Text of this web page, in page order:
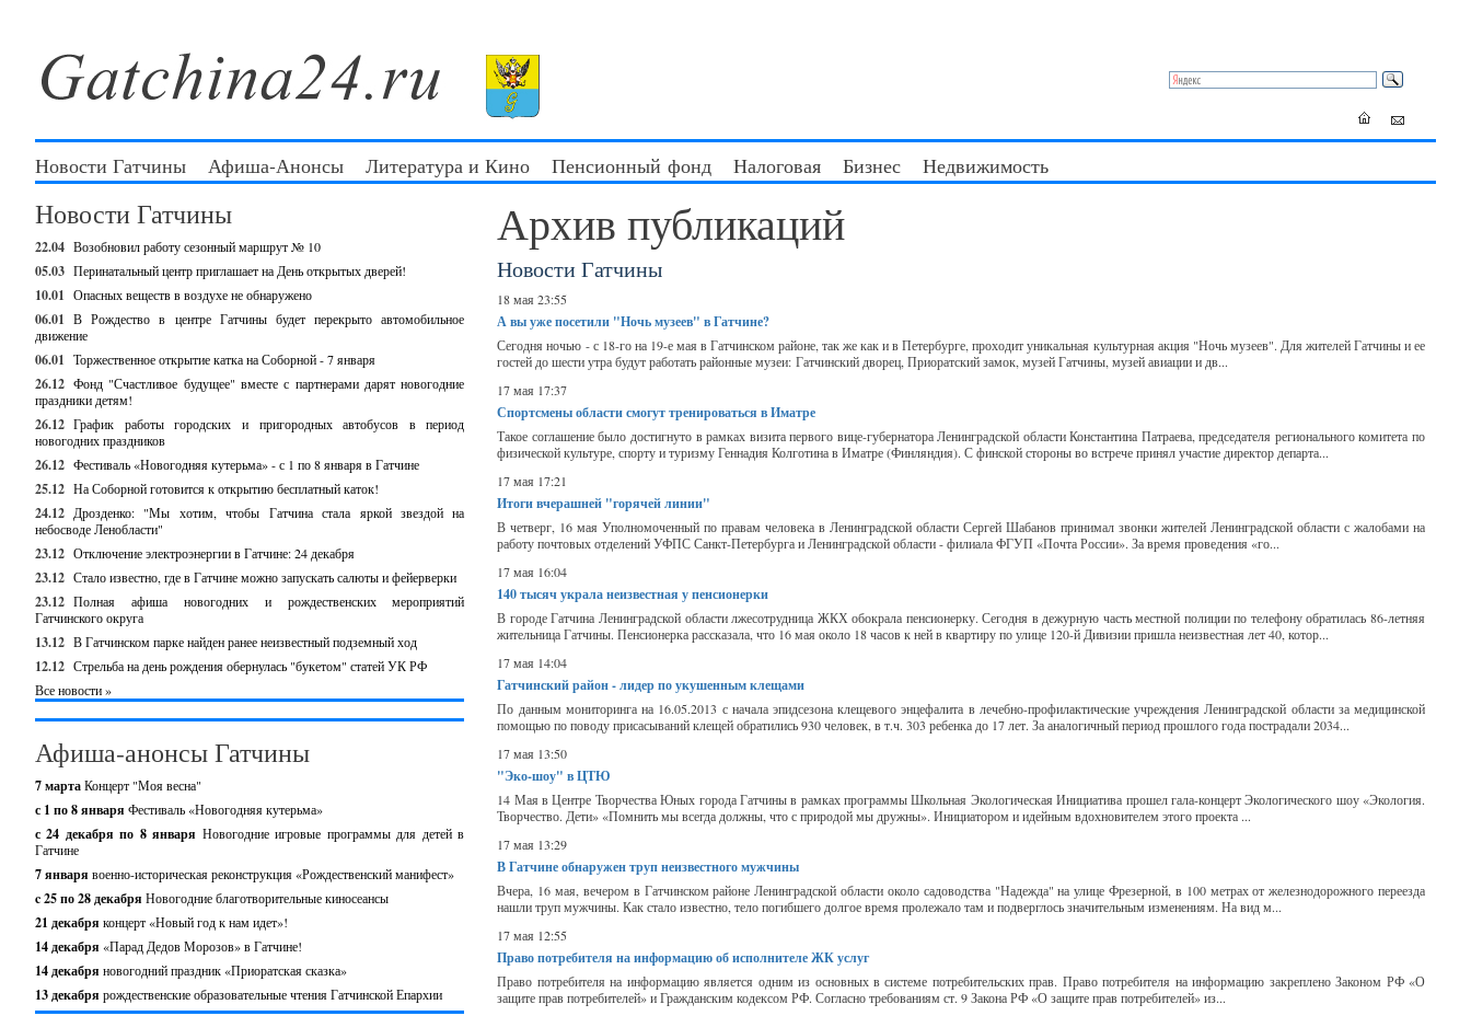
Новости Гатчины Афиша-Анонсы Литература и Кино Пенсионный фонд Налоговая Бизнес Недвижимость
Новости Гатчины
22.04 Возобновил работу сезонный маршрут № 10
05.03 Перинатальный центр приглашает на День открытых дверей!
10.01 Опасных веществ в воздухе не обнаружено
06.01 В Рождество в центре Гатчины будет перекрыто автомобильное
движение
06.01 Торжественное открытие катка на Соборной - 7 января
26.12 Фонд "Счастливое будущее" вместе с партнерами дарят новогодние
праздники детям!
26.12 График работы городских и пригородных автобусов в период
новогодних праздников
26.12 Фестиваль «Новогодняя кутерьма» - с 1 по 8 января в Гатчине
25.12 На Соборной готовится к открытию бесплатный каток!
24.12 Дрозденко: "Мы хотим, чтобы Гатчина стала яркой звездой на
небосводе Ленобласти"
23.12 Отключение электроэнергии в Гатчине: 24 декабря
23.12 Стало известно, где в Гатчине можно запускать салюты и фейерверки
23.12 Полная афиша новогодних и рождественских мероприятий
Гатчинского округа
13.12 В Гатчинском парке найден ранее неизвестный подземный ход
12.12 Стрельба на день рождения обернулась "букетом" статей УК РФ
Все новости »
Афиша-анонсы Гатчины
7 мартаКонцерт "Моя весна"
с 1 по 8 января Фестиваль «Новогодняя кутерьма»
с 24 декабря по 8 января Новогодние игровые программы для детей в
Гатчине
7 января военно-историческая реконструкция «Рождественский манифест»
c 25 по 28 декабря Новогодние благотворительные киносеансы
21 декабря концерт «Новый год к нам идет»!
14 декабря «Парад Дедов Морозов» в Гатчине!
14 декабря новогодний праздник «Приоратская сказка»
13 декабря рождественские образовательные чтения Гатчинской Епархии
Архив публикаций
Новости Гатчины
18 мая 23:55
А вы уже посетили "Ночь музеев" в Гатчине?
Сегодня ночью - с 18-го на 19-е мая в Гатчинском районе, так же как и в Петербурге, проходит уникальная культурная акция "Ночь музеев". Для жителей Гатчины и ее
гостей до шести утра будут работать районные музеи: Гатчинский дворец, Приоратский замок, музей Гатчины, музей авиации и дв...
17 мая 17:37
Спортсмены области смогут тренироваться в Иматре
Такое соглашение было достигнуто в рамках визита первого вице-губернатора Ленинградской области Константина Патраева, председателя регионального комитета по
физической культуре, спорту и туризму Геннадия Колготина в Иматре (Финляндия). С финской стороны во встрече принял участие директор департа...
17 мая 17:21
Итоги вчерашней "горячей линии"
В четверг, 16 мая Уполномоченный по правам человека в Ленинградской области Сергей Шабанов принимал звонки жителей Ленинградской области с жалобами на
работу почтовых отделений УФПС Санкт-Петербурга и Ленинградской области - филиала ФГУП «Почта России». За время проведения «го...
17 мая 16:04
140 тысяч украла неизвестная у пенсионерки
В городе Гатчина Ленинградской области лжесотрудница ЖКХ обокрала пенсионерку. Сегодня в дежурную часть местной полиции по телефону обратилась 86-летняя
жительница Гатчины. Пенсионерка рассказала, что 16 мая около 18 часов к ней в квартиру по улице 120-й Дивизии пришла неизвестная лет 40, котор...
17 мая 14:04
Гатчинский район - лидер по укушенным клещами
По данным мониторинга на 16.05.2013 с начала эпидсезона клещевого энцефалита в лечебно-профилактические учреждения Ленинградской области за медицинской
помощью по поводу присасываний клещей обратились 930 человек, в т.ч. 303 ребенка до 17 лет. За аналогичный период прошлого года пострадали 2034...
17 мая 13:50
"Эко-шоу" в ЦТЮ
14 Мая в Центре Творчества Юных города Гатчины в рамках программы Школьная Экологическая Инициатива прошел гала-концерт Экологического шоу «Экология.
Творчество. Дети» «Помнить мы всегда должны, что с природой мы дружны». Инициатором и идейным вдохновителем этого проекта ...
17 мая 13:29
В Гатчине обнаружен труп неизвестного мужчины
Вчера, 16 мая, вечером в Гатчинском районе Ленинградской области около садоводства "Надежда" на улице Фрезерной, в 100 метрах от железнодорожного переезда
нашли труп мужчины. Как стало известно, тело погибшего долгое время пролежало там и подверглось значительным изменениям. На вид м...
17 мая 12:55
Право потребителя на информацию об исполнителе ЖК услуг
Право потребителя на информацию является одним из основных в системе потребительских прав. Право потребителя на информацию закреплено Законом РФ «О
защите прав потребителей» и Гражданским кодексом РФ. Согласно требованиям ст. 9 Закона РФ «О защите прав потребителей» из...